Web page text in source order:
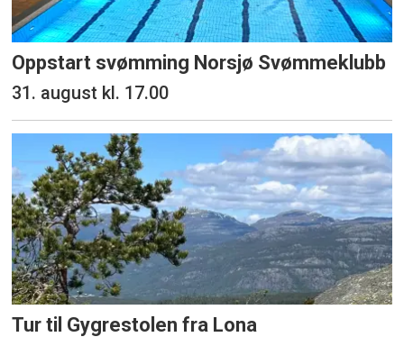
Oppstart svømming Norsjø Svømmeklubb
31. august kl. 17.00
Tur til Gygrestolen fra Lona